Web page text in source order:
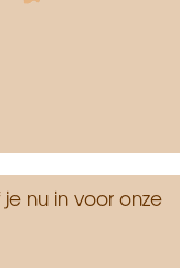
nu in voor onze